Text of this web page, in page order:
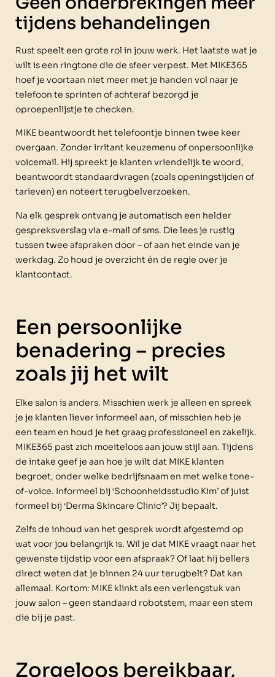
tijdens behandelingen
Rust speelt een grote rol in jouw werk. Het laatste wat je
wilt is een ringtone die de sfeer verpest. Met MIKE365
hoef je voortaan niet meer met je handen vol naar je
telefoon te sprinten of achteraf bezorgd je
oproepenlijstje te checken.
MIKE beantwoordt het telefoontje binnen twee keer
overgaan. Zonder irritant keuzemenu of onpersoonlijke
voicemail. Hij spreekt je klanten vriendelijk te woord,
beantwoordt standaardvragen (zoals openingstijden of
tarieven) en noteert terugbelverzoeken.
Na elk gesprek ontvang je automatisch een helder
gespreksverslag via e-mail of sms. Die lees je rustig
tussen twee afspraken door – of aan het einde van je
werkdag. Zo houd je overzicht én de regie over je
klantcontact.
Een persoonlijke
benadering – precies
zoals jij het wilt
Elke salon is anders. Misschien werk je alleen en spreek
je je klanten liever informeel aan, of misschien heb je
een team en houd je het graag professioneel en zakelijk.
MIKE365 past zich moeiteloos aan jouw stijl aan. Tijdens
de intake geef je aan hoe je wilt dat MIKE klanten
begroet, onder welke bedrijfsnaam en met welke tone-
of-voice. Informeel bij ‘Schoonheidsstudio Kim’ of juist
formeel bij ‘Derma Skincare Clinic’? Jij bepaalt.
Zelfs de inhoud van het gesprek wordt afgestemd op
wat voor jou belangrijk is. Wil je dat MIKE vraagt naar het
gewenste tijdstip voor een afspraak? Of laat hij bellers
direct weten dat je binnen 24 uur terugbelt? Dat kan
allemaal. Kortom: MIKE klinkt als een verlengstuk van
jouw salon – geen standaard robotstem, maar een stem
die bij je past.
Zorgeloos bereikbaar,